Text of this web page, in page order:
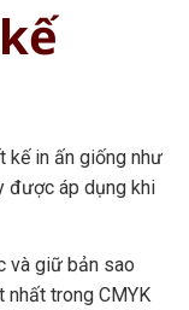
kế in ấn giống như
được áp dụng khi
và giữ bản sao
nhất trong CMYK